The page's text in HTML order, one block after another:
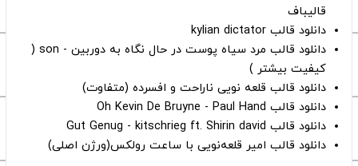
قالیباف
دانلود قالب kylian dictator
دانلود قالب مرد سیاه پوست در حال نگاه به دوربین - son (
کیفیت بیشتر )
دانلود قالب قلعه نویی ناراحت و افسرده (متفاوت)
دانلود قالب Oh Kevin De Bruyne - Paul Hand
دانلود قالب Gut Genug - kitschrieg ft. Shirin david
دانلود قالب امیر قلعه‌نویی با ساعت رولکس(ورژن اصلی)